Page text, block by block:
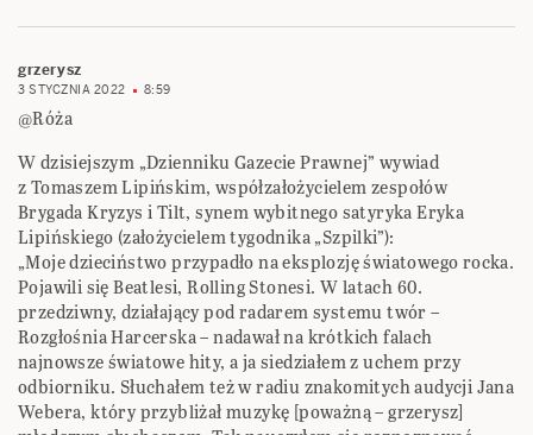
grzerysz
3 STYCZNIA 2022 8:59
@Róża
W dzisiejszym „Dzienniku Gazecie Prawnej” wywiad
z Tomaszem Lipińskim, współzałożycielem zespołów
Brygada Kryzys i Tilt, synem wybitnego satyryka Eryka
Lipińskiego (założycielem tygodnika „Szpilki”):
„Moje dzieciństwo przypadło na eksplozję światowego rocka.
Pojawili się Beatlesi, Rolling Stonesi. W latach 60.
przedziwny, działający pod radarem systemu twór –
Rozgłośnia Harcerska – nadawał na krótkich falach
najnowsze światowe hity, a ja siedziałem z uchem przy
odbiorniku. Słuchałem też w radiu znakomitych audycji Jana
Webera, który przybliżał muzykę [poważną – grzerysz]